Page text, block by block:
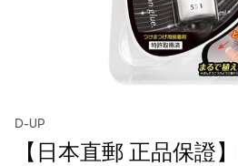
D-UP
【日本直郵 正品保證